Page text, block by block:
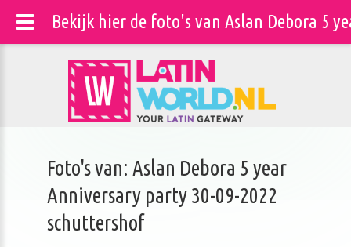
Foto's van: Aslan Debora 5 year
Anniversary party 30-09-2022
schuttershof
Bekijk hier de foto's van Aslan Debora 5